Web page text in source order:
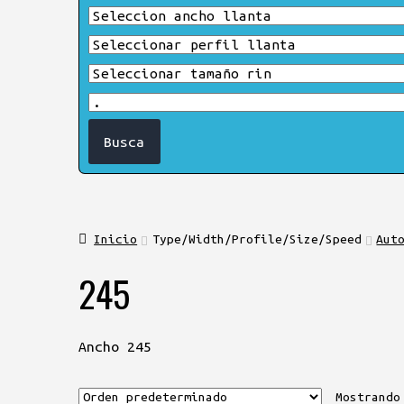
Inicio Type/Width/Profile/Size/Speed
245
Ancho 245